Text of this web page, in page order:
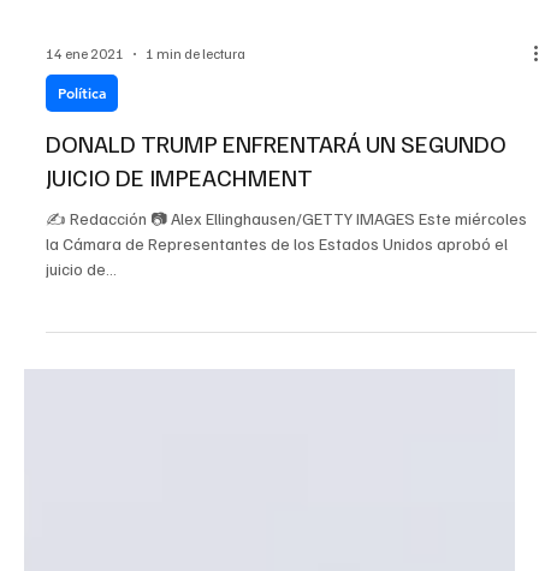
1 min de lectura
Política